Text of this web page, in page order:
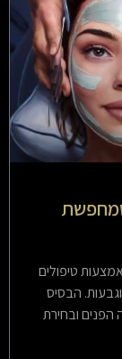
טיפולים
הבסיס
ובחירת